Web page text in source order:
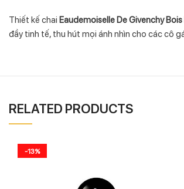
Thiết kế chai Eaudemoiselle De Givenchy
đầy tinh tế, thu hút mọi ánh nhìn cho các cô
RELATED PRODUCTS
-13%